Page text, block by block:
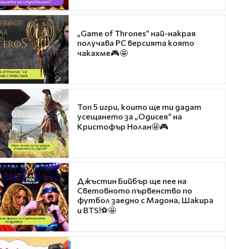
„Game of Thrones“ най-накрая
получава PC версията която
чакахме🎮🤩
Топ 5 игри, които ще ти дадат
усещането за „Одисея“ на
Кристофър Нолан🤩🎮
Джъстин Бийбър ще пее на
Световното първенство по
футбол заедно с Мадона, Шакира
и BTS!⚽🤩